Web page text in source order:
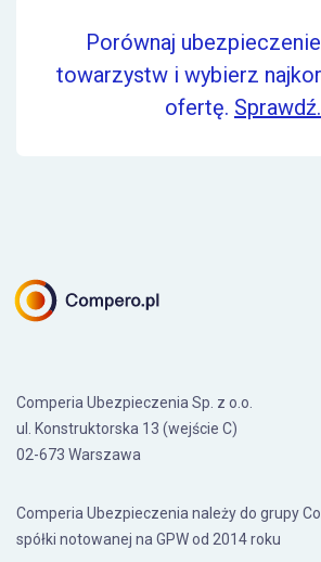
Porównaj
towarzystw i wybierz
ofertę. Sprawdź.
Comperia Ubezpieczenia Sp. z o.o.
ul. Konstruktorska 13 (wejście C)
02-673 Warszawa
Comperia Ubezpieczenia należy do grupy
spółki notowanej na GPW od 2014 roku